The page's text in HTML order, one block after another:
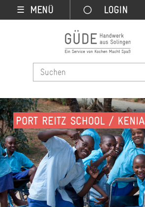
☰ MENÜ
PORT REITZ SCHOOL / KENIA